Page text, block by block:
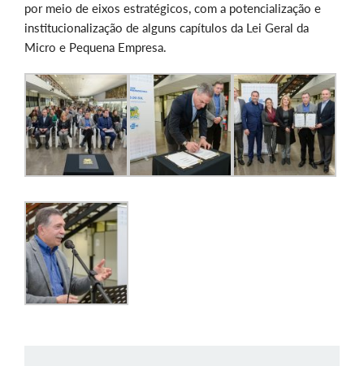
por meio de eixos estratégicos, com a potencialização e
institucionalização de alguns capítulos da Lei Geral da
Micro e Pequena Empresa.